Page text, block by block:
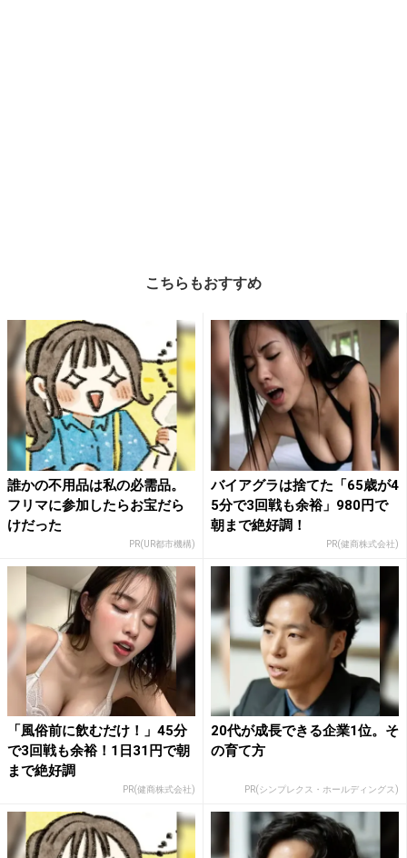
こちらもおすすめ
誰かの不用品は私の必需品。
フリマに参加したらお宝だら
けだった
PR(UR都市機構)
バイアグラは捨てた「65歳が4
5分で3回戦も余裕」980円で
朝まで絶好調！
PR(健商株式会社)
「風俗前に飲むだけ！」45分
で3回戦も余裕！1日31円で朝
まで絶好調
PR(健商株式会社)
20代が成長できる企業1位。そ
の育て方
PR(シンプレクス・ホールディングス)